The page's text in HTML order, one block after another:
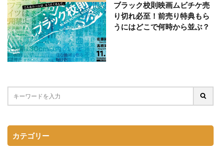
ブラック校則映画ムビチケ売
り切れ必至！前売り特典もら
うにはどこで何時から並ぶ？
カテゴリー